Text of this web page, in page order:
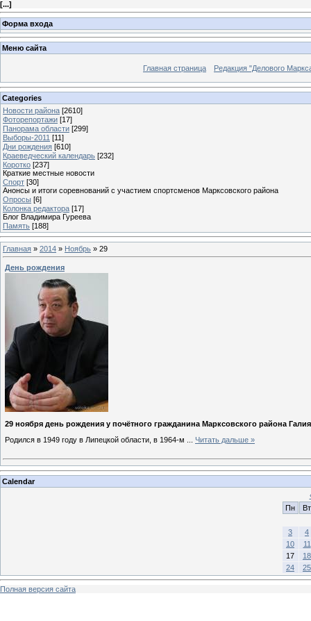
[...]
Форма входа
Меню сайта
Главная страница Редакция "Делового
Categories
Новости района [2610]
Фоторепортажи [17]
Панорама области [299]
Выборы-2011 [11]
Дни рождения [610]
Краеведческий календарь [232]
Коротко [237]
Краткие местные новости
Спорт [30]
Анонсы и итоги соревнований с участием спортсменов Марксовского района
Опросы [6]
Колонка редактора [17]
Блог Владимира Гуреева
Память [188]
Главная » 2014 » Ноябрь » 29
День рождения
29 ноября день рождения у почётного гражданина Марксовского района
Родился в 1949 году в Липецкой области, в 1964-м
Читать дальше »
Calendar
Пн
Вт
3
4
10
11
17
18
24
25
Полная версия сайта